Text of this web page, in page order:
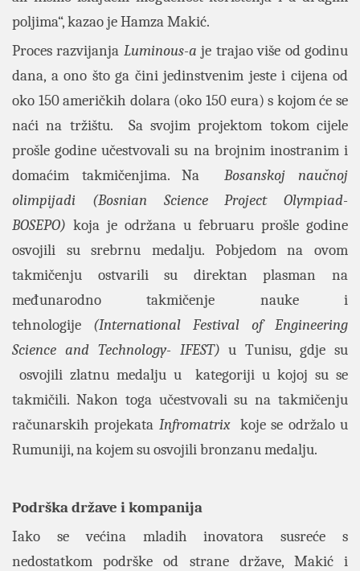
poljima“, kazao je Hamza Makić.
Proces razvijanja Luminous-a je trajao više od godinu
dana, a ono što ga čini jedinstvenim jeste i cijena od
oko 150 američkih dolara (oko 150 eura) s kojom će se
naći na tržištu. Sa svojim projektom tokom cijele
prošle godine učestvovali su na brojnim inostranim i
domaćim takmičenjima. Na
Bosanskoj naučnoj
olimpijadi (Bosnian Science Project Olympiad-
BOSEPO) koja je održana u februaru prošle godine
osvojili su srebrnu medalju. Pobjedom na ovom
takmičenju ostvarili su direktan plasman na
međunarodno takmičenje nauke i
tehnologije (International Festival of Engineering
Science and Technology- IFEST)u Tunisu, gdje su
osvojili zlatnu medalju u kategoriji u kojoj su se
takmičili. Nakon toga učestvovali su na takmičenju
računarskih projekata Infromatrix koje se održalo u
Rumuniji, na kojem su osvojili bronzanu medalju.
Podrška države i kompanija
Iako se većina mladih inovatora susreće s
nedostatkom podrške od strane države, Makić i